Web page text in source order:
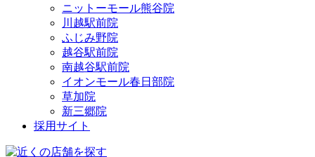
ニットーモール熊谷院
川越駅前院
ふじみ野院
越谷駅前院
南越谷駅前院
イオンモール春日部院
草加院
新三郷院
採用サイト